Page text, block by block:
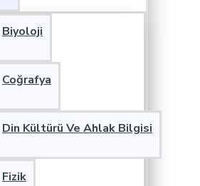
Biyoloji
Coğrafya
Din Kültürü Ve Ahlak Bilgisi
Fizik